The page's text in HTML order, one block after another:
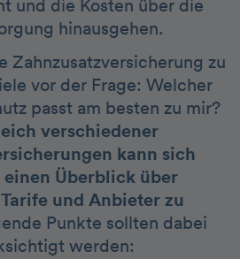
und die Kosten über die
hinausgehen.
Zahnzusatzversicherung zu
vor der Frage: Welcher
passt am besten zu mir?
verschiedener
kann sich
einen Überblick über
und Anbieter zu
Punkte sollten dabei
werden: